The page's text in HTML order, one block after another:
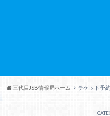
三代目JSB情報局ホーム チケット予約